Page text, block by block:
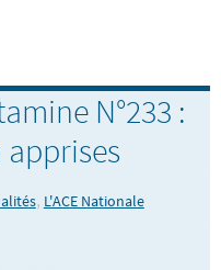
N°233 :
apprises
, L'ACE Nationale